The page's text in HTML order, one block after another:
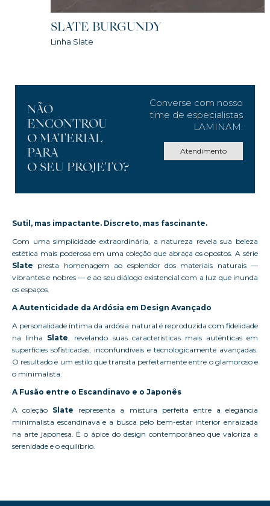
SLATE BURGUNDY
Linha Slate
NÃO
ENCONTROU
O MATERIAL
PARA
O SEU PROJETO?
Converse com nosso
time de especialistas
LAMINAM.
Atendimento
Sutil, mas impactante. Discreto, mas fascinante.
Com uma simplicidade extraordinária, a natureza revela sua beleza
estética mais poderosa em uma coleção que abraça os opostos. A série
Slate presta homenagem ao esplendor dos materiais naturais —
vibrantes e nobres — e ao seu diálogo existencial com a luz que inunda
os espaços.
A Autenticidade da Ardósia em Design Avançado
A personalidade íntima da ardósia natural é reproduzida com fidelidade
na linha Slate, revelando suas características mais autênticas em
superfícies sofisticadas, inconfundíveis e tecnologicamente avançadas.
O resultado é um estilo que transita perfeitamente entre o glamoroso e
o minimalista.
A Fusão entre o Escandinavo e o Japonês
A coleção Slate representa a mistura perfeita entre a elegância
minimalista escandinava e a busca pelo bem-estar interior enraizada
na arte japonesa. É o ápice do design contemporâneo que valoriza a
serenidade e o equilíbrio.